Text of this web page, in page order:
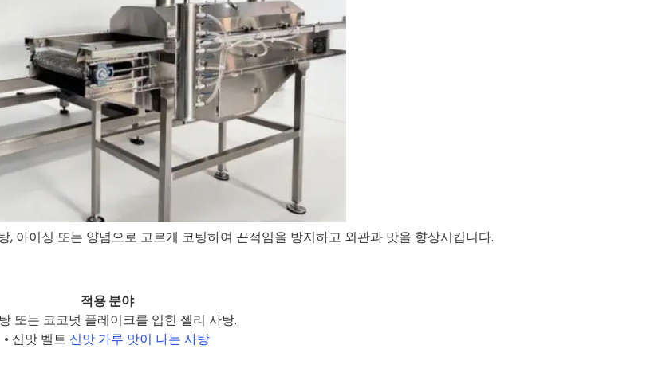
아이싱 또는 양념으로 고르게 코팅하여 끈적임을 방지하고 외관과 맛을 향상시킵니다.
적용 분야
또는 코코넛 플레이크를 입힌 젤리 사탕.
• 신맛 벨트 신맛 가루 맛이 나는 사탕